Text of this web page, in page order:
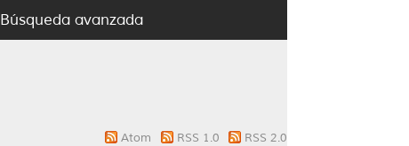
Búsqueda avanzada
Atom RSS 1.0 RSS 2.0